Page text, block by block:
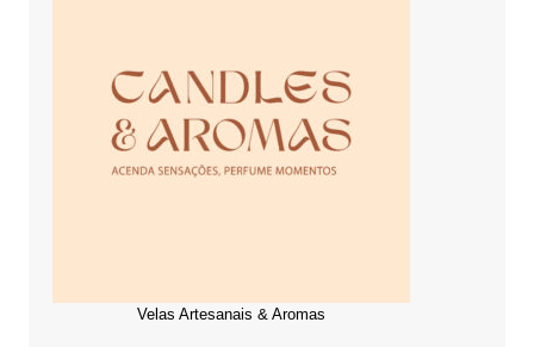
Velas Artesanais & Aromas